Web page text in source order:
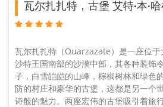
瓦尔扎扎特，古堡 艾特·本·
瓦尔扎扎特（Ouarzazate）是一座位
沙特王国南部的沙漠中部，其各种装饰
子，白雪皑皑的山峰，棕榈树林和绿色
防的村庄和豪华的古堡，这都是另一个
诗般的魅力。两座宏伟的古堡吸引着旅